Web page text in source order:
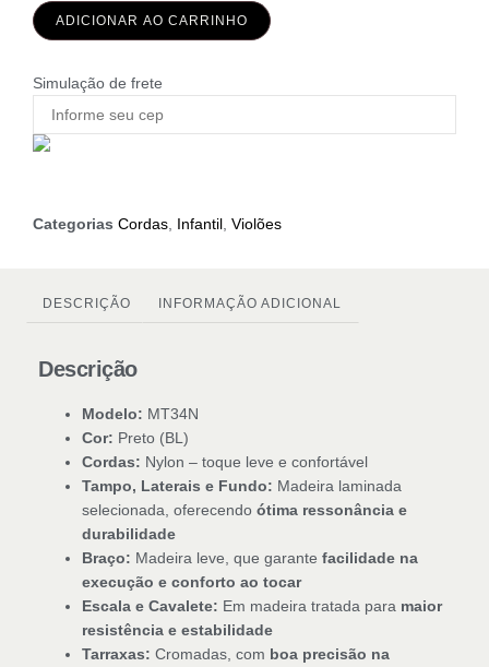
ADICIONAR AO CARRINHO
Simulação de frete
Categorias Cordas Infantil Violões
DESCRIÇÃO INFORMAÇÃO ADICIONAL
Descrição
Modelo: MT34N
Cor: Preto (BL)
Cordas: Nylon – toque leve e confortável
Tampo, Laterais e Fundo: Madeira laminada
selecionada, oferecendo ótima ressonância e
durabilidade
Braço: Madeira leve, que garante facilidade na
execução e conforto ao tocar
Escala e Cavalete: Em madeira tratada para maior
resistência e estabilidade
Tarraxas: Cromadas, com boa precisão na